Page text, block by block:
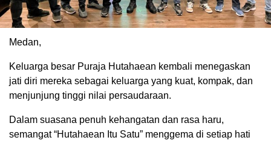
Medan,
Keluarga besar Puraja Hutahaean kembali menegaskan
jati diri mereka sebagai keluarga yang kuat, kompak, dan
menjunjung tinggi nilai persaudaraan.
Dalam suasana penuh kehangatan dan rasa haru,
semangat “Hutahaean Itu Satu” menggema di setiap hati